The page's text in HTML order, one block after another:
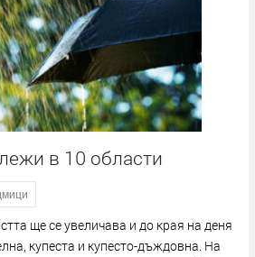
в 10 области
ще се увеличава и до края на деня
купеста и купесто-дъждовна. На